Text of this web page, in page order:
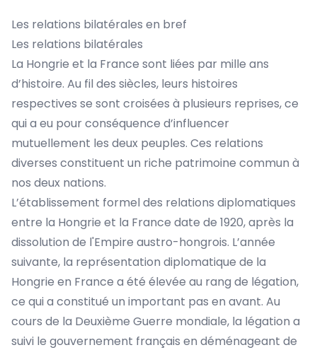
Les relations bilatérales en bref
Les relations bilatérales
La Hongrie et la France sont liées par mille ans
d’histoire. Au fil des siècles, leurs histoires
respectives se sont croisées à plusieurs reprises, ce
qui a eu pour conséquence d’influencer
mutuellement les deux peuples. Ces relations
diverses constituent un riche patrimoine commun à
nos deux nations.
L’établissement formel des relations diplomatiques
entre la Hongrie et la France date de 1920, après la
dissolution de l'Empire austro-hongrois. L’année
suivante, la représentation diplomatique de la
Hongrie en France a été élevée au rang de légation,
ce qui a constitué un important pas en avant. Au
cours de la Deuxième Guerre mondiale, la légation a
suivi le gouvernement français en déménageant de